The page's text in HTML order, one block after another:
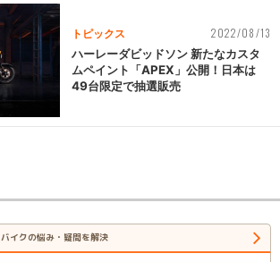
トピックス 2022/08/13
ハーレーダビッドソン 新たなカスタ
ムペイント「APEX」公開！日本は
49台限定で抽選販売
バイクの悩み・疑問を解決